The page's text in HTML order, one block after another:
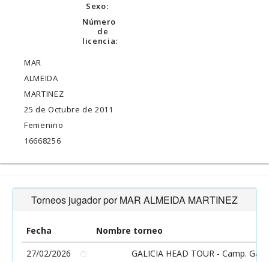
Sexo:
Número
de
licencia:
MAR
ALMEIDA
MARTINEZ
25 de Octubre de 2011
Femenino
16668256
Torneos jugador por MAR ALMEIDA MARTINEZ
Fecha
Nombre torneo
27/02/2026
GALICIA HEAD TOUR - Camp.